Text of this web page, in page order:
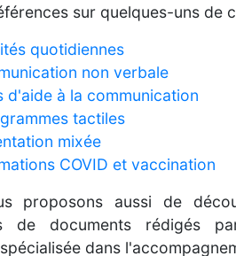
sur quelques-uns de
quotidiennes
non verbale
d'aide à la communication
tactiles
mixée
COVID et vaccination
proposons aussi de
de documents rédigés
dans